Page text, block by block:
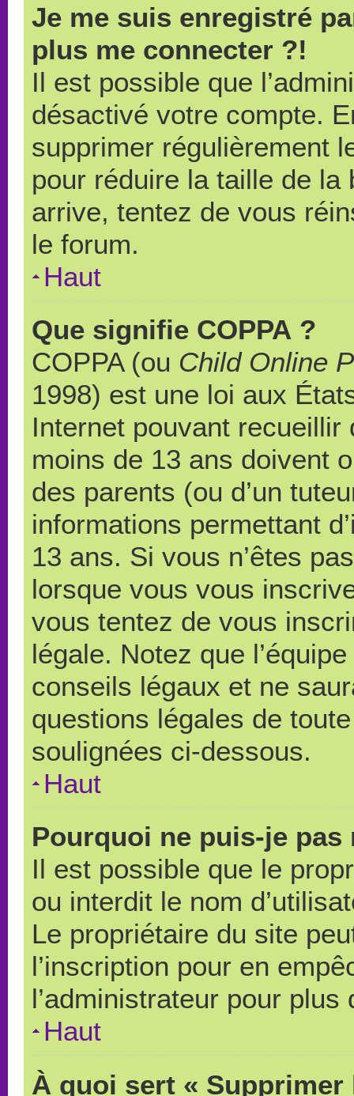
Je me suis enregistré
plus me connecter ?!
Il est possible que
désactivé votre compte.
supprimer régulièrement
pour réduire la taille de
arrive, tentez de vous
le forum.
Haut
Que signifie COPPA ?
COPPA (ou Child Online
1998) est une loi aux
Internet pouvant
moins de 13 ans doivent
des parents (ou d’un
informations permettant
13 ans. Si vous n’êtes
lorsque vous vous
vous tentez de vous
légale. Notez que
conseils légaux et ne
questions légales de
soulignées ci-dessous.
Haut
Pourquoi ne puis-je pas
Il est possible que le
ou interdit le nom
Le propriétaire du site
l’inscription pour en
l’administrateur pour
Haut
À quoi sert «